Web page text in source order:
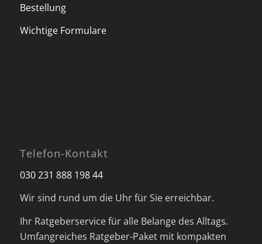
Bestellung
Wichtige Formulare
Telefon-Kontakt
030 231 888 198 44
Wir sind rund um die Uhr für Sie erreichbar.
Ihr Ratgeberservice für alle Belange des Alltags.
Umfangreiches Ratgeber-Paket mit kompakten